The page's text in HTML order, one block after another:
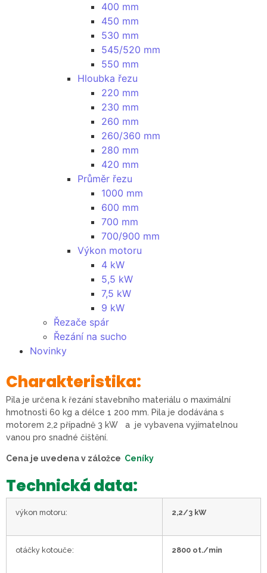
400 mm
450 mm
530 mm
545/520 mm
550 mm
Hloubka řezu
220 mm
230 mm
260 mm
260/360 mm
280 mm
420 mm
Průměr řezu
1000 mm
600 mm
700 mm
700/900 mm
Výkon motoru
4 kW
5,5 kW
7,5 kW
9 kW
Řezače spár
Řezání na sucho
Novinky
Charakteristika:
Pila je určena k řezání stavebního materiálu o maximální
hmotnosti 60 kg a délce 1 200 mm. Pila je dodávána s
motorem 2,2 případně 3 kW a je vybavena vyjímatelnou
vanou pro snadné čištění.
Cena je uvedena v záložce Ceníky
Technická data:
výkon motoru: 2,2/3 kW
otáčky kotouče: 2800 ot./min